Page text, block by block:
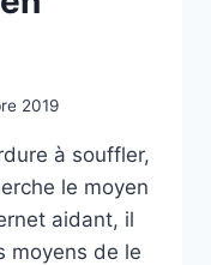
2019
à souffler,
le moyen
aidant, il
moyens de le